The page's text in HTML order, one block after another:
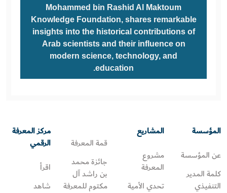
Mohammed bin Rashid Al Maktoum
Knowledge Foundation, shares remarkable
insights into the historical contributions of
Arab scientists and their influence on
modern science, technology, and
education.
المؤسسة
عن المؤسسة
كلمة المدير
التنفيذي
المشاريع
مشروع
المعرفة
تحدي الأمية
قمة المعرفة
جائزة محمد
بن راشد آل
مكتوم للمعرفة
مركز المعرفة
الرقمي
اقرأ
شاهد